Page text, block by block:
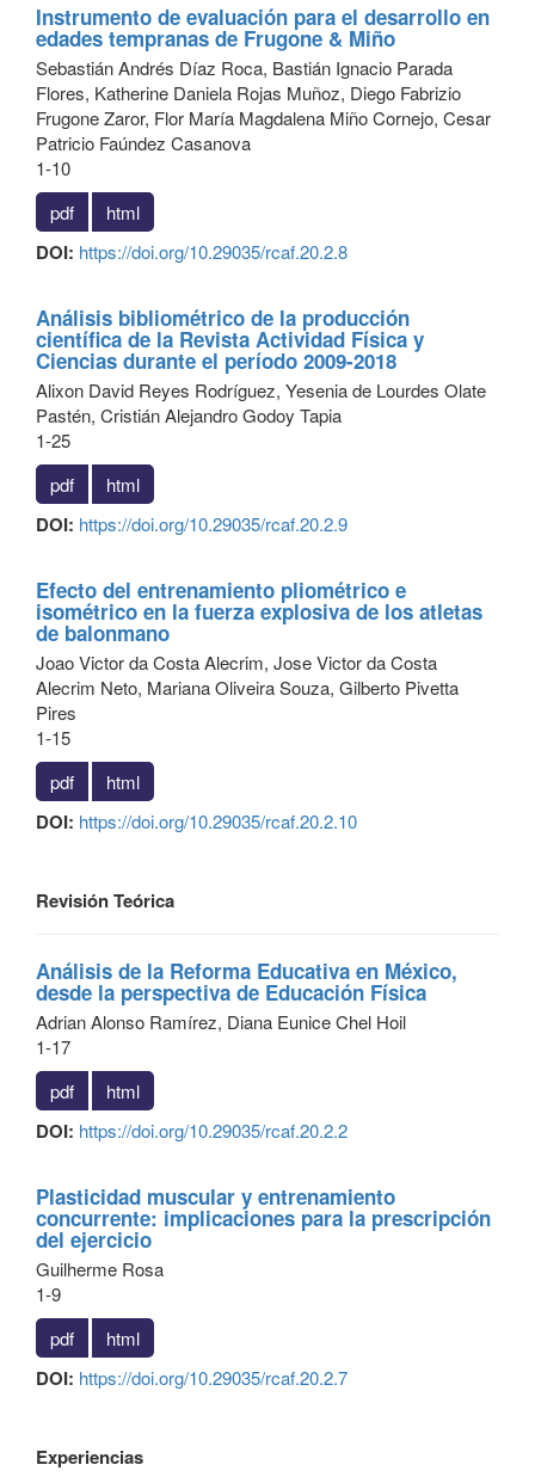
Instrumento de evaluación para el desarrollo en
edades tempranas de Frugone & Miño
Sebastián Andrés Díaz Roca, Bastián Ignacio Parada
Flores, Katherine Daniela Rojas Muñoz, Diego Fabrizio
Frugone Zaror, Flor María Magdalena Miño Cornejo, Cesar
Patricio Faúndez Casanova
1-10
pdf
html
DOI: https://doi.org/10.29035/rcaf.20.2.8
Análisis bibliométrico de la producción
científica de la Revista Actividad Física y
Ciencias durante el período 2009-2018
Alixon David Reyes Rodríguez, Yesenia de Lourdes Olate
Pastén, Cristián Alejandro Godoy Tapia
1-25
pdf
html
DOI: https://doi.org/10.29035/rcaf.20.2.9
Efecto del entrenamiento pliométrico e
isométrico en la fuerza explosiva de los atletas
de balonmano
Joao Victor da Costa Alecrim, Jose Victor da Costa
Alecrim Neto, Mariana Oliveira Souza, Gilberto Pivetta
Pires
1-15
pdf
html
DOI: https://doi.org/10.29035/rcaf.20.2.10
Revisión Teórica
Análisis de la Reforma Educativa en México,
desde la perspectiva de Educación Física
Adrian Alonso Ramírez, Diana Eunice Chel Hoil
1-17
pdf
html
DOI: https://doi.org/10.29035/rcaf.20.2.2
Plasticidad muscular y entrenamiento
concurrente: implicaciones para la prescripción
del ejercicio
Guilherme Rosa
1-9
pdf
html
DOI: https://doi.org/10.29035/rcaf.20.2.7
Experiencias